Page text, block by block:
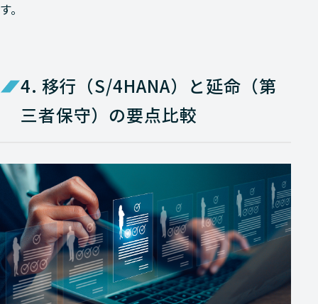
す。
4. 移行（S/4HANA）と延命（第
三者保守）の要点比較